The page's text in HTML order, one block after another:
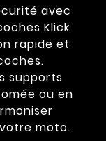
avec
Klick
rapide et
supports
ou en
moto.